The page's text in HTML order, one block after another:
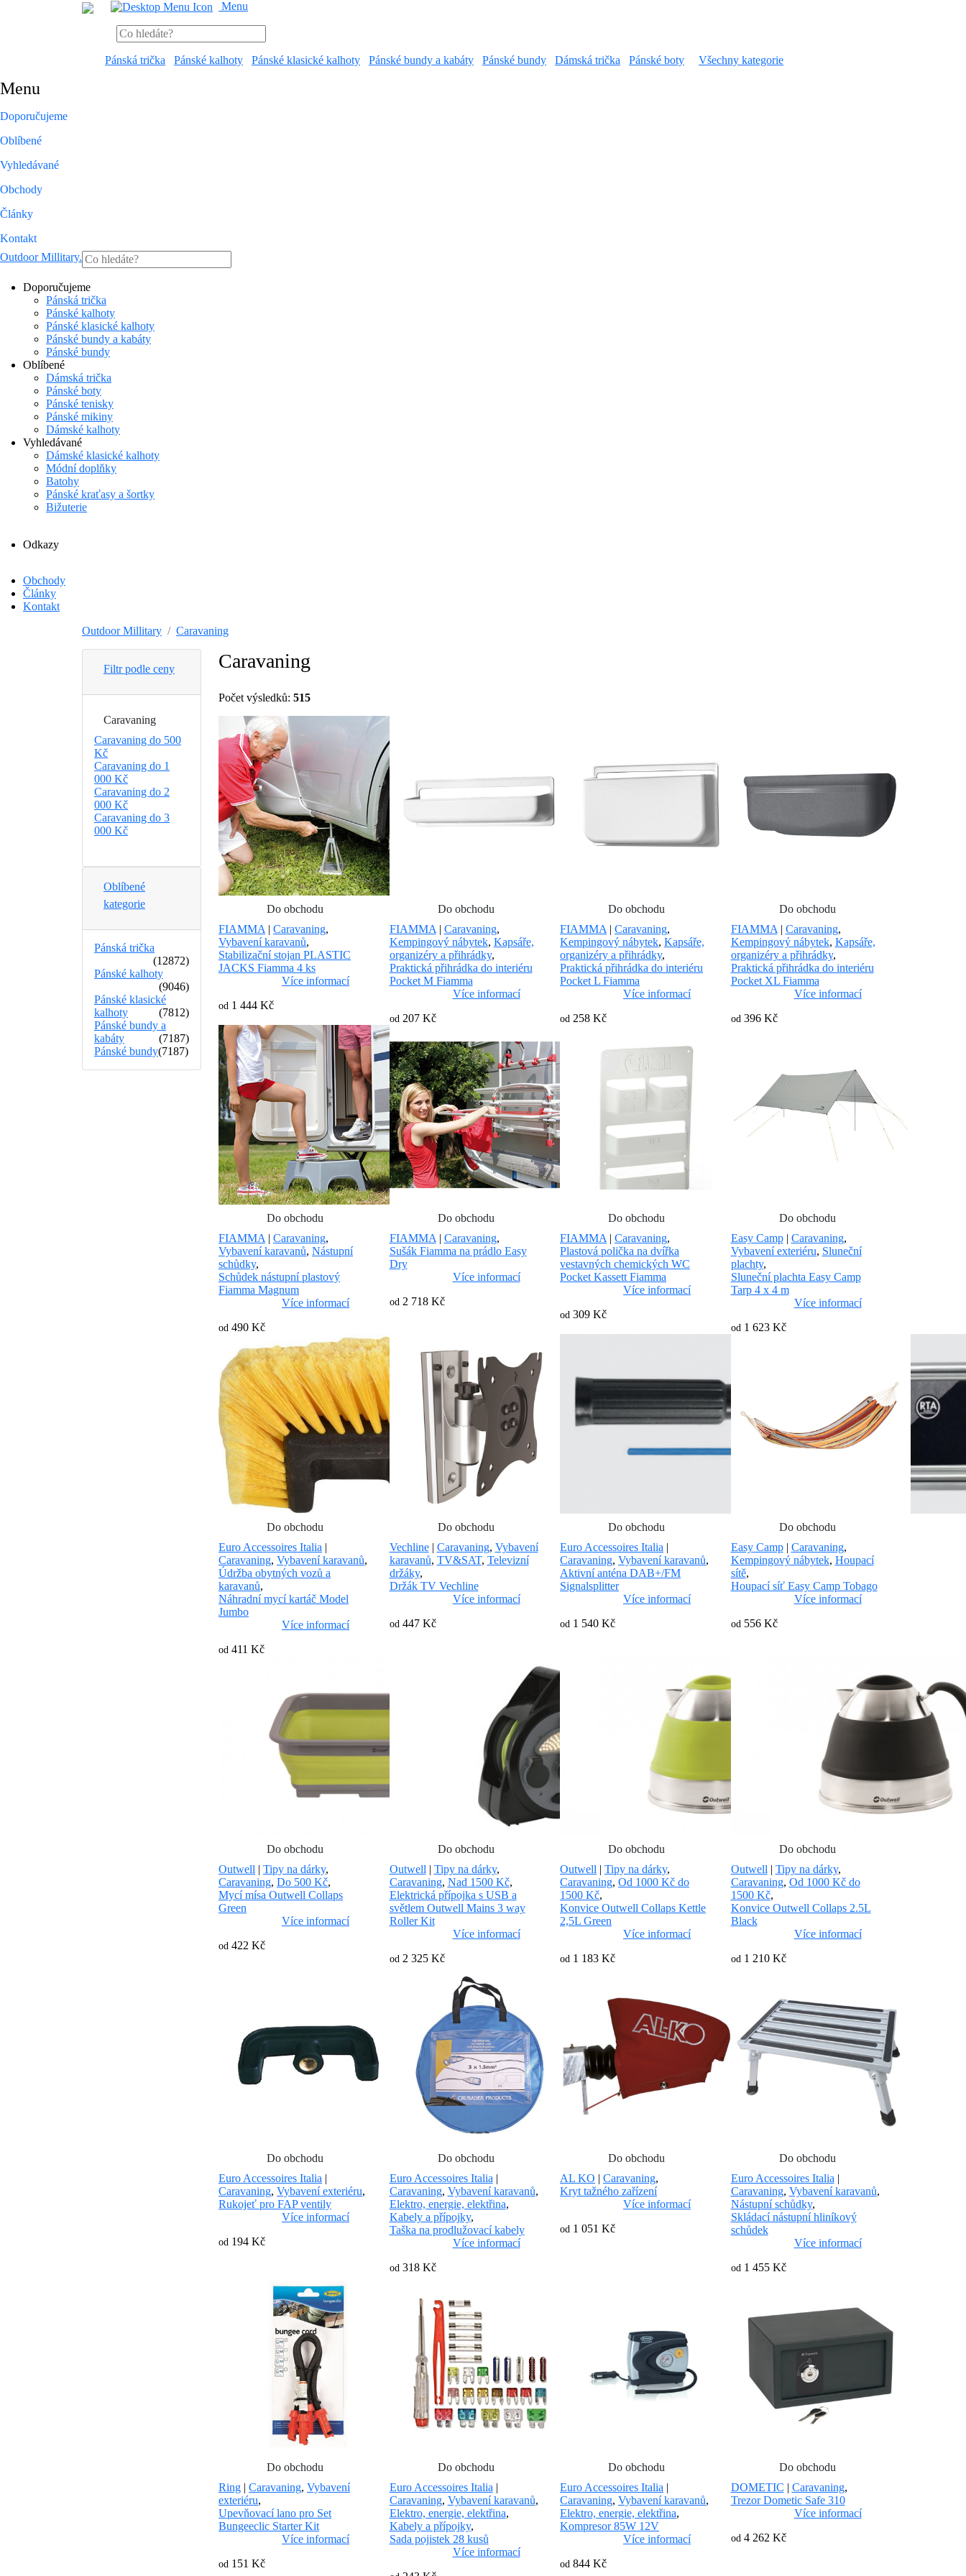
Menu
Pánská trička Pánské kalhoty Pánské klasické kalhoty Pánské bundy a kabáty Pánské bundy Dámská trička Pánské boty Všechny kategorie
Menu
Doporučujeme
Oblíbené
Vyhledávané
Obchody
Články
Kontakt
Outdoor Millitary.
Doporučujeme
Pánská trička
Pánské kalhoty
Pánské klasické kalhoty
Pánské bundy a kabáty
Pánské bundy
Oblíbené
Dámská trička
Pánské boty
Pánské tenisky
Pánské mikiny
Dámské kalhoty
Vyhledávané
Dámské klasické kalhoty
Módní doplňky
Batohy
Pánské kraťasy a šortky
Bižuterie
Odkazy
Obchody
Články
Kontakt
Outdoor Millitary
Caravaning
Filtr podle ceny
Caravaning
Caravaning do 500
Kč
Caravaning do 1
000 Kč
Caravaning do 2
000 Kč
Caravaning do 3
000 Kč
Oblíbené
kategorie
Pánská trička
(12872)
Pánské kalhoty
(9046)
Pánské klasické
kalhoty
(7812)
Pánské bundy a
kabáty
(7187)
Pánské bundy(7187)
Caravaning
Počet výsledků: 515
Do obchodu
FIAMMA | Caravaning,
Vybavení karavanů,
Stabilizační stojan PLASTIC
JACKS Fiamma 4 ks
Více informací
od 1 444 Kč
Do obchodu
FIAMMA | Caravaning,
Kempingový nábytek, Kapsáře,
organizéry a přihrádky,
Praktická přihrádka do interiéru
Pocket M Fiamma
Více informací
od 207 Kč
Do obchodu
FIAMMA | Caravaning,
Kempingový nábytek, Kapsáře,
organizéry a přihrádky,
Praktická přihrádka do interiéru
Pocket L Fiamma
Více informací
od 258 Kč
Do obchodu
FIAMMA | Caravaning,
Kempingový nábytek, Kapsáře,
organizéry a přihrádky,
Praktická přihrádka do interiéru
Pocket XL Fiamma
Více informací
od 396 Kč
Do obchodu
FIAMMA | Caravaning,
Vybavení karavanů, Nástupní
schůdky,
Schůdek nástupní plastový
Fiamma Magnum
Více informací
od 490 Kč
Do obchodu
FIAMMA | Caravaning,
Sušák Fiamma na prádlo Easy
Dry
Více informací
od 2 718 Kč
Do obchodu
FIAMMA | Caravaning,
Plastová polička na dvířka
vestavných chemických WC
Pocket Kassett Fiamma
Více informací
od 309 Kč
Do obchodu
Easy Camp| Caravaning,
Vybavení exteriéru, Sluneční
plachty,
Sluneční plachta Easy Camp
Tarp 4 x 4 m
Více informací
od 1 623 Kč
Do obchodu
Euro Accessoires Italia |
Caravaning, Vybavení karavanů,
Údržba obytných vozů a
karavanů,
Náhradní mycí kartáč Model
Jumbo
Více informací
od 411 Kč
Do obchodu
Vechline| Caravaning, Vybavení
karavanů, TV&SAT, Televizní
držáky,
Držák TV Vechline
Více informací
od 447 Kč
Do obchodu
Euro Accessoires Italia |
Caravaning, Vybavení karavanů,
Aktivní anténa DAB+/FM
Signalsplitter
Více informací
od 1 540 Kč
Do obchodu
Easy Camp| Caravaning,
Kempingový nábytek, Houpací
sítě,
Houpací síť Easy Camp Tobago
Více informací
od 556 Kč
Do obchodu
Outwell | Tipy na dárky,
Caravaning, Do 500 Kč,
Mycí mísa Outwell Collaps
Green
Více informací
od 422 Kč
Do obchodu
Outwell | Tipy na dárky,
Caravaning, Nad 1500 Kč,
Elektrická přípojka s USB a
světlem Outwell Mains 3 way
Roller Kit
Více informací
od 2 325 Kč
Do obchodu
Outwell | Tipy na dárky,
Caravaning, Od 1000 Kč do
1500 Kč,
Konvice Outwell Collaps Kettle
2,5L Green
Více informací
od 1 183 Kč
Do obchodu
Outwell | Tipy na dárky,
Caravaning, Od 1000 Kč do
1500 Kč,
Konvice Outwell Collaps 2.5L
Black
Více informací
od 1 210 Kč
Do obchodu
Euro Accessoires Italia |
Caravaning, Vybavení exteriéru,
Rukojeť pro FAP ventily
Více informací
od 194 Kč
Do obchodu
Euro Accessoires Italia |
Caravaning, Vybavení karavanů,
Elektro, energie, elektřina,
Kabely a přípojky,
Taška na prodlužovací kabely
Více informací
od 318 Kč
Do obchodu
AL KO | Caravaning,
Kryt tažného zařízení
Více informací
od 1 051 Kč
Do obchodu
Euro Accessoires Italia |
Caravaning, Vybavení karavanů,
Nástupní schůdky,
Skládací nástupní hliníkový
schůdek
Více informací
od 1 455 Kč
Do obchodu
Ring | Caravaning, Vybavení
exteriéru,
Upevňovací lano pro Set
Bungeeclic Starter Kit
Více informací
od 151 Kč
Do obchodu
Euro Accessoires Italia |
Caravaning, Vybavení karavanů,
Elektro, energie, elektřina,
Kabely a přípojky,
Sada pojistek 28 kusů
Více informací
Do obchodu
Euro Accessoires Italia |
Caravaning, Vybavení karavanů,
Elektro, energie, elektřina,
Kompresor 85W 12V
Více informací
od 844 Kč
Do obchodu
DOMETIC | Caravaning,
Trezor Dometic Safe 310
Více informací
od 4 262 Kč